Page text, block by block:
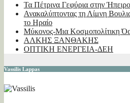
Τα Πέτρινα Γεφύρια στην Ήπειρο
Ανακαλύπτοντας τη Λίμνη
το Ηραίο
Μύκονος-Μια Κοσμοπολίτικη
ΑΛΚΗΣ ΞΑΝΘΑΚΗΣ
ΟΠΤΙΚΗ ΕΝΕΡΓΕΙΑ-ΔΕΗ
Vassilis Lappas